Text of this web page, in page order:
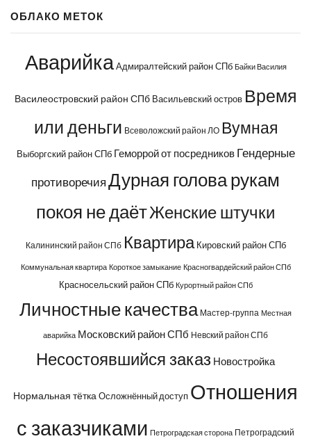
ОБЛАКО МЕТОК
Аварийка Адмиралтейский район СПб Байки Василия
Василеостровский район СПб Васильевский остров Время
или деньги Всеволожский район ЛО Вумная
Выборгский район СПб Геморрой от посредников Гендерные
противоречияДурная голова рукам
покоя не даётЖенские штучки
Калининский район СПб Квартира Кировский район СПб
Коммунальная квартира Короткое замыкание Красногвардейский район СПб
Красносельский район СПб Курортный район СПб
Личностные качества Мастер-группа Местная
аварийка Московский район СПб Невский район СПб
Несостоявшийся заказ Новостройка
Нормальная тётка Осложнённый доступ Отношения
с заказчиками Петроградская сторона Петроградский